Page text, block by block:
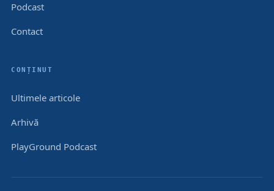
Podcast
Contact
CONȚINUT
Ultimele articole
Arhivă
PlayGround Podcast